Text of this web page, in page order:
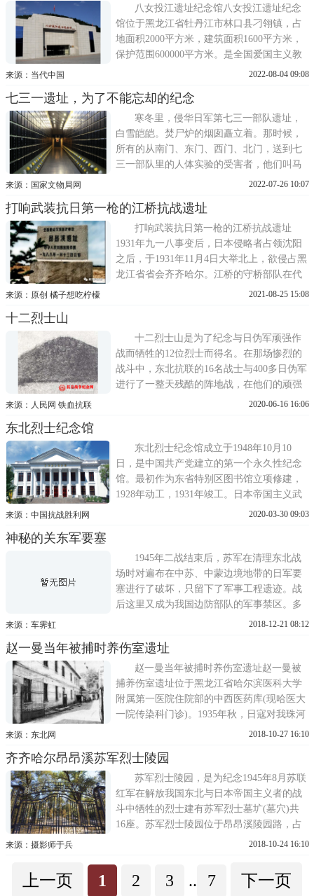
年，纪念馆异地重建，新址位于农场西侧，
2014年9月3日正式建成并免费对外开
八女投江遗址纪念馆八女投江遗址纪念
馆位于黑龙江省牡丹江市林口县刁翎镇，占
地面积2000平方米，建筑面积1600平方米，
保护范围600000平方米。是全国爱国主义教
育示范基地、国家国防教育示范基地。1938
子村乌斯浑河畔，冷云等8位东北抗联女战
士，为掩护大部队转移，主动吸引日伪军火
力，使部队主力迅速摆脱
来源：当代中国 2022-08-04 09:08
七三一遗址，为了不能忘却的纪念
寒冬里，侵华日军第七三一部队遗址，
白雪皑皑。焚尸炉的烟囱矗立着。那时候，
所有的从南门、东门、西门、北门，送到七
三一部队里的人体实验的受害者，他们叫马
路大，马路大唯一的出路就是焚尸炉的烟
馆，看着一件件证物，一幅幅照片，人的心
一次次被揪住。当我站在满是遇难者名字和
遗像黑暗的走廊
来源：国家文物局网 2022-07-26 10:07
打响武装抗日第一枪的江桥抗战遗址
打响武装抗日第一枪的江桥抗战遗址
1931年九一八事变后，日本侵略者占领沈阳
之后，于1931年11月4日大举北上，欲侵占黑
龙江省省会齐齐哈尔。江桥的守桥部队在代
理省长马占山的率领下阻止日军北上打响了
通往中原地区的要道，江桥抗战就是在这里
发生的。现在江南铁
来源：原创 橘子想吃柠檬 2021-08-25 15:08
十二烈士山
十二烈士山是为了纪念与日伪军顽强作
战而牺牲的12位烈士而得名。在那场惨烈的
战斗中，东北抗联的16名战士与400多日伪军
进行了一整天残酷的阵地战，在他们的顽强
拼杀下，打死打伤敌人120多人，抗联战士牺
英勇而壮烈。东北抗联史专家刘文新在收集
了大量的资料后写到：
来源：人民网 铁血抗联 2020-06-16 16:06
东北烈士纪念馆
东北烈士纪念馆成立于1948年10月10
日，是中国共产党建立的第一个永久性纪念
馆。最初作为东省特别区图书馆立项修建，
1928年动工，1931年竣工。日本帝国主义武
装侵占中国东北后，1933年被伪满哈尔滨警
革命先烈，激励广大群众踊跃参军、支援前
线，为解放全中国做出更大贡献
来源：中国抗战胜利网 2020-03-30 09:03
神秘的关东军要塞
1945年二战结束后，苏军在清理东北战
场时对遍布在中苏、中蒙边境地带的日军要
塞进行了破坏，只留下了军事工程遗迹。战
后这里又成为我国边防部队的军事禁区。多
年来，浩大的日军军事要塞深埋地下被荒草
一段时间，对于要塞人们只是传闻，充满着
神秘，很少有人了解要塞的情况。修建要塞
的缘由1931年九一八
来源：车霁虹 2018-12-21 08:12
赵一曼当年被捕时养伤室遗址
赵一曼当年被捕时养伤室遗址赵一曼被
捕养伤室遗址位于黑龙江省哈尔滨医科大学
附属第一医院住院部的中西医药库(现哈医大
一院传染科门诊)。1935年秋，日寇对我珠河
游击区进行了疯狂扫荡。赵一曼时任珠河中
革命军第三军新二团政治委员。1935年11月
15日，由于叛徒告密，新二团50多人在铁北
区亮珠河西撇
来源：东北网 2018-10-27 16:10
齐齐哈尔昂昂溪苏军烈士陵园
苏军烈士陵园，是为纪念1945年8月苏联
红军在解放我国东北与日本帝国主义者的战
斗中牺牲的烈士建有苏军烈士墓圹(墓穴)共
16座。苏军烈士陵园位于昂昂溪陵园路，占
地面积7000余平方米。1949年8月15日，黑龙
成。陵园内由雕塑和烈士墓组成，安葬的126
名为我国东北解放而英勇牺牲的苏联红军官
来源：摄影师于兵 2018-10-24 16:10
上一页 1 2 3 .. 7 下一页